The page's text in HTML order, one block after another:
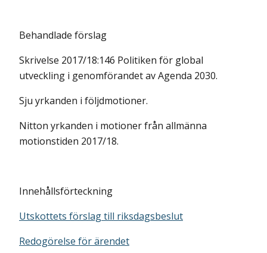
Behandlade förslag
Skrivelse 2017/18:146 Politiken för global
utveckling i genomförandet av Agenda 2030.
Sju yrkanden i följdmotioner.
Nitton yrkanden i motioner från allmänna
motionstiden 2017/18.
Innehållsförteckning
Utskottets förslag till riksdagsbeslut
Redogörelse för ärendet